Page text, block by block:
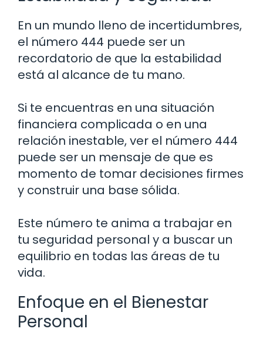
En un mundo lleno de incertidumbres,
el número 444 puede ser un
recordatorio de que la estabilidad
está al alcance de tu mano.
Si te encuentras en una situación
financiera complicada o en una
relación inestable, ver el número 444
puede ser un mensaje de que es
momento de tomar decisiones firmes
y construir una base sólida.
Este número te anima a trabajar en
tu seguridad personal y a buscar un
equilibrio en todas las áreas de tu
vida.
Enfoque en el Bienestar
Personal